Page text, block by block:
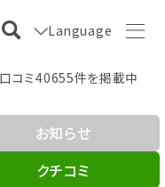
Language
コミ40655件を掲載中
お知らせ
クチコミ